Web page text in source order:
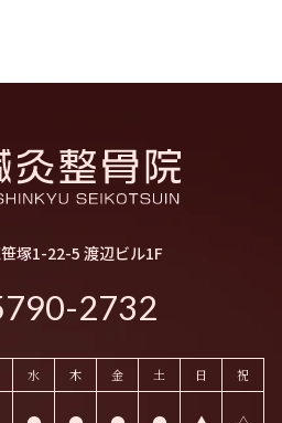
塚1-22-5 渡辺ビル1F
2732
水 木 金 土 日 祝